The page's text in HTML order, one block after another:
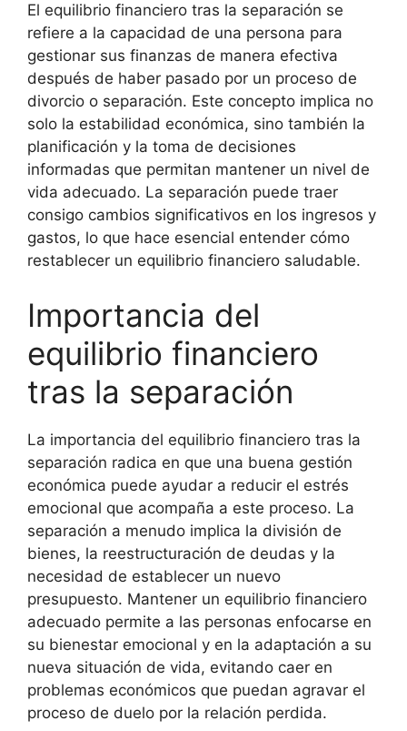
El equilibrio financiero tras la separación se
refiere a la capacidad de una persona para
gestionar sus finanzas de manera efectiva
después de haber pasado por un proceso de
divorcio o separación. Este concepto implica no
solo la estabilidad económica, sino también la
planificación y la toma de decisiones
informadas que permitan mantener un nivel de
vida adecuado. La separación puede traer
consigo cambios significativos en los ingresos y
gastos, lo que hace esencial entender cómo
restablecer un equilibrio financiero saludable.
Importancia del
equilibrio financiero
tras la separación
La importancia del equilibrio financiero tras la
separación radica en que una buena gestión
económica puede ayudar a reducir el estrés
emocional que acompaña a este proceso. La
separación a menudo implica la división de
bienes, la reestructuración de deudas y la
necesidad de establecer un nuevo
presupuesto. Mantener un equilibrio financiero
adecuado permite a las personas enfocarse en
su bienestar emocional y en la adaptación a su
nueva situación de vida, evitando caer en
problemas económicos que puedan agravar el
proceso de duelo por la relación perdida.